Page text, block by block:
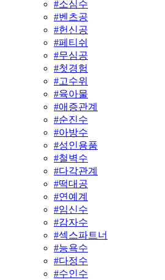
#소심수
#벤츠공
#헌신공
#페티쉬
#무심공
#첫경험
#고수위
#육아물
#애증관계
#순진수
#아방수
#성인용품
#철벽수
#다각관계
#떡대공
#연예계
#임신수
#감자수
#섹스파트너
#능욕수
#다정수
#수인수